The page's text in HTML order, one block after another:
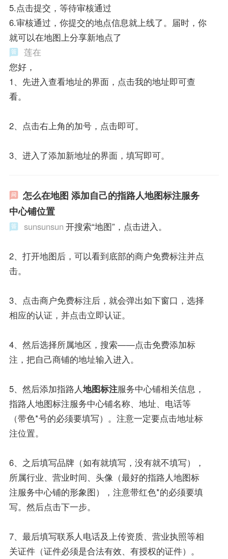
5.点击提交，等待审核通过
6.审核通过，你提交的地点信息就上线了。届时，你
就可以在地图上分享新地点了
莲在
您好，
1、先进入查看地址的界面，点击我的地址即可查
看。
2、点击右上角的加号，点击即可。
3、进入了添加新地址的界面，填写即可。
怎么在地图 添加自己的指路人地图标注服务
中心铺位置
sunsunsun 开搜索“地图”，点击进入。
2、打开地图后，可以看到底部的商户免费标注并点
击。
3、点击商户免费标注后，就会弹出如下窗口，选择
相应的认证，并点击立即认证。
4、然后选择所属地区，搜索——点击免费添加标
注，把自己商铺的地址输入进入。
5、然后添加指路人地图标注服务中心铺相关信息，
指路人地图标注服务中心铺名称、地址、电话等
（带色*号的必须要填写）。注意一定要点击地址标
注位置。
6、之后填写品牌（如有就填写，没有就不填写），
所属行业、营业时间、头像（最好的指路人地图标
注服务中心铺的形象图），注意带红色*的必须要填
写。然后点击下一步。
7、最后填写联系人电话及上传资质、营业执照等相
关证件（证件必须是合法有效、有授权的证件）。